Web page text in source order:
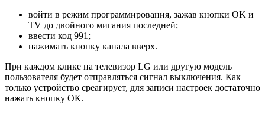
войти в режим программирования, зажав кнопки OK и
TV до двойного мигания последней;
ввести код 991;
нажимать кнопку канала вверх.
При каждом клике на телевизор LG или другую модель
пользователя будет отправляться сигнал выключения. Как
только устройство среагирует, для записи настроек достаточно
нажать кнопку ОК.